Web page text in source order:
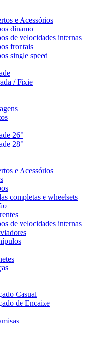
e Acessórios
dínamo
de velocidades internas
frontais
single speed
/ Fixie
26"
28"
e Acessórios
completas e wheelsets
de velocidades internas
Casual
de Encaixe